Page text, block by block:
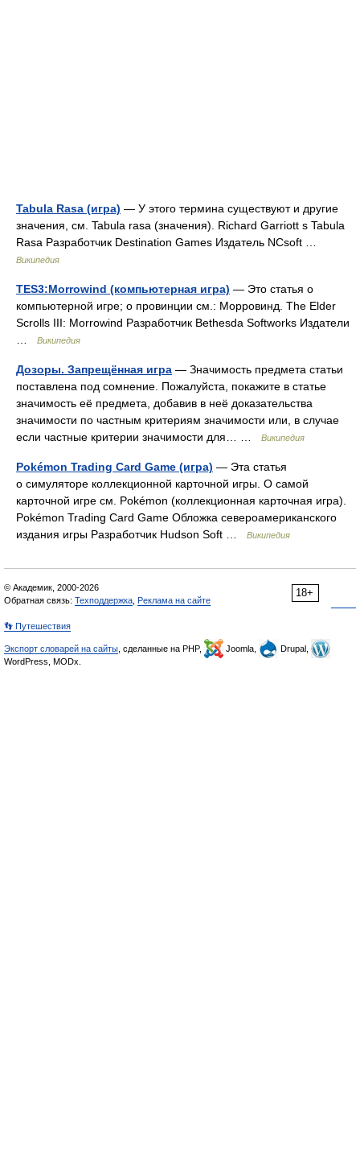
Tabula Rasa (игра) — У этого термина существуют и другие
значения, см. Tabula rasa (значения). Richard Garriott s Tabula
Rasa Разработчик Destination Games Издатель NCsoft …
Википедия
TES3:Morrowind (компьютерная игра) — Это статья о
компьютерной игре; о провинции см.: Морровинд. The Elder
Scrolls III: Morrowind Разработчик Bethesda Softworks Издатели
Википедия
Дозоры. Запрещённая игра — Значимость предмета статьи
поставлена под сомнение. Пожалуйста, покажите в статье
значимость её предмета, добавив в неё доказательства
значимости по частным критериям значимости или, в случае
если частные критерии значимости для… …
Википедия
Pokémon Trading Card Game (игра) — Эта статья
о симуляторе коллекционной карточной игры. О самой
карточной игре см. Pokémon (коллекционная карточная игра).
Pokémon Trading Card Game Обложка североамериканского
издания игры Разработчик Hudson Soft …
Википедия
18+
© Академик, 2000-2026
Обратная связь: Техподдержка Реклама на сайте
👣 Путешествия
Экспорт словарей на сайты , сделанные на PHP, Joomla,
Drupal,
WordPress, MODx.